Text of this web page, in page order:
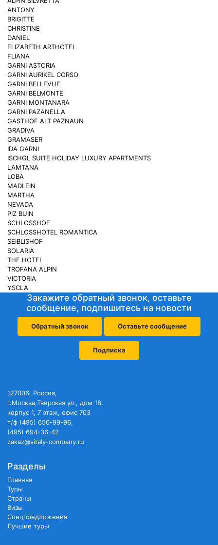
ANTONY
BRIGITTE
CHRISTINE
DANIEL
ELIZABETH ARTHOTEL
FLIANA
GARNI ASTORIA
GARNI AURIKEL CORSO
GARNI BELLEVUE
GARNI BELMONTE
GARNI MONTANARA
GARNI PAZANELLA
GASTHOF ALT PAZNAUN
GRADIVA
GRAMASER
IDA GARNI
ISCHGL SUITE HOLIDAY LUXURY APARTMENTS
LAMTANA
LOBA
MADLEIN
MARTHA
NEVADA
PIZ BUIN
SCHLOSSHOF
SCHLOSSHOTEL ROMANTICA
SEIBLISHOF
SOLARIA
THE HOTEL
TROFANA ALPIN
VICTORIA
YSCLA
Закажите обратный звонок, оставьте
сообщение, подпишитесь на новости
Обратный звонок Оставьте сообщение
Подписка
127006, Россия,
г.Москва,Тверская ул., дом 18,
корпус 1, 7 этаж, офис 703
т/ф (495) 650-99-96,
(495) 694-36-42
zakaz@vitaly-company.ru
Разделы
Главная
Туры
Страны
Визы
Спецпредложения
Лучшие туры